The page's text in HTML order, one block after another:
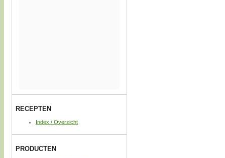
RECEPTEN
Index / Overzicht
PRODUCTEN